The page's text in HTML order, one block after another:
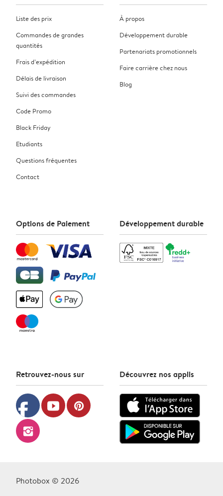
Liste des prix
Commandes de grandes
quantités
Frais d’expédition
Délais de livraison
Suivi des commandes
Code Promo
Black Friday
Etudiants
Questions fréquentes
Contact
À propos
Développement durable
Partenariats promotionnels
Faire carrière chez nous
Blog
Options de Paiement Développement durable
Retrouvez-nous sur
facebook youtube pinterest
instagram
Découvrez nos applis
Photobox © 2026